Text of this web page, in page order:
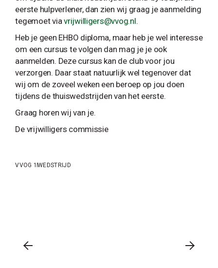
eerste hulpverlener, dan zien wij graag je aanmelding
tegemoet viavrijwilligers@vvog.nl.
Heb je geen EHBO diploma, maar heb je wel interesse
om een cursus te volgen dan mag je je ook
aanmelden. Deze cursus kan de club voor jou
verzorgen. Daar staat natuurlijk wel tegenover dat
wij om de zoveel weken een beroep op jou doen
tijdens de thuiswedstrijden van het eerste.
Graag horen wij van je.
De vrijwilligers commissie
VVOG 1 WEDSTRIJD